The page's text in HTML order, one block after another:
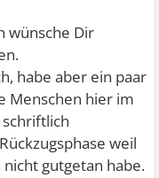
wünsche Dir
habe aber ein paar
Menschen hier im
weil
gutgetan habe.